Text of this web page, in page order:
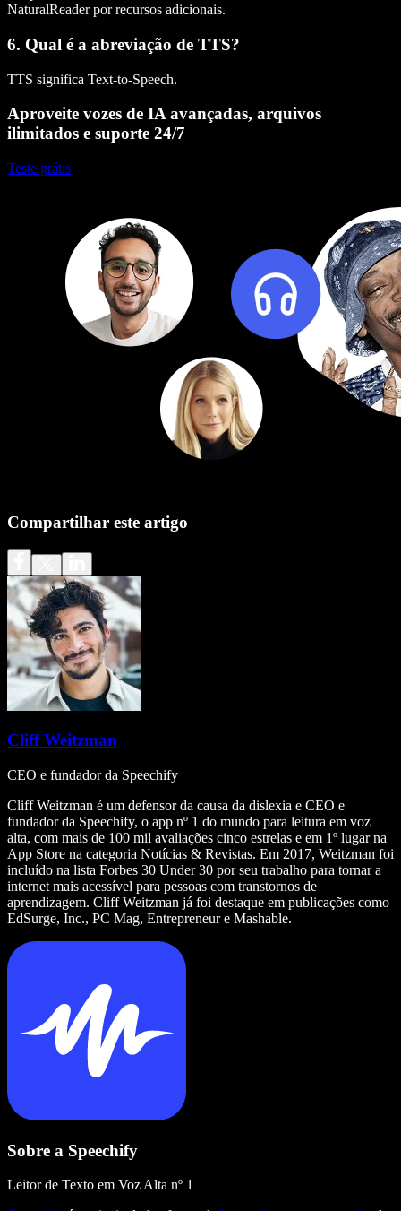
NaturalReader por recursos adicionais.
6. Qual é a abreviação de TTS?
TTS significa Text-to-Speech.
Aproveite vozes de IA avançadas, arquivos
ilimitados e suporte 24/7
Teste grátis
Compartilhar este artigo
Cliff Weitzman
CEO e fundador da Speechify
Cliff Weitzman é um defensor da causa da dislexia e CEO e
fundador da Speechify, o app nº 1 do mundo para leitura em voz
alta, com mais de 100 mil avaliações cinco estrelas e em 1º lugar na
App Store na categoria Notícias & Revistas. Em 2017, Weitzman foi
incluído na lista Forbes 30 Under 30 por seu trabalho para tornar a
internet mais acessível para pessoas com transtornos de
aprendizagem. Cliff Weitzman já foi destaque em publicações como
EdSurge, Inc., PC Mag, Entrepreneur e Mashable.
Sobre a Speechify
Leitor de Texto em Voz Alta nº 1